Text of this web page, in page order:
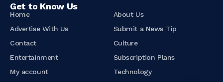
Get to Know Us
Home
About Us
Advertise With Us
Submit a News Tip
Contact
Culture
Entertainment
Subscription Plans
My account
Technology